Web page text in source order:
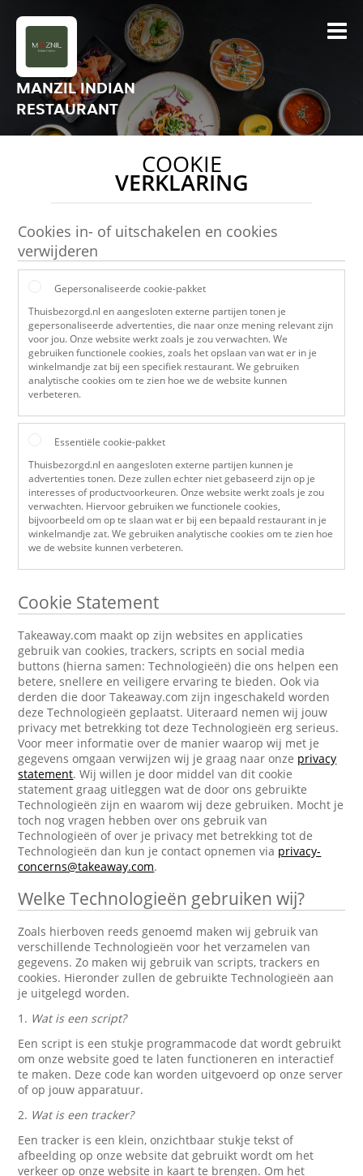
MANZIL INDIAN
RESTAURANT
COOKIE
VERKLARING
Cookies in- of uitschakelen en cookies
verwijderen
Gepersonaliseerde cookie-pakket
Thuisbezorgd.nl en aangesloten externe partijen tonen je
gepersonaliseerde advertenties, die naar onze mening relevant zijn
voor jou. Onze website werkt zoals je zou verwachten. We
gebruiken functionele cookies, zoals het opslaan van wat er in je
winkelmandje zat bij een specifiek restaurant. We gebruiken
analytische cookies om te zien hoe we de website kunnen
verbeteren.
Essentiële cookie-pakket
Thuisbezorgd.nl en aangesloten externe partijen kunnen je
advertenties tonen. Deze zullen echter niet gebaseerd zijn op je
interesses of productvoorkeuren. Onze website werkt zoals je zou
verwachten. Hiervoor gebruiken we functionele cookies,
bijvoorbeeld om op te slaan wat er bij een bepaald restaurant in je
winkelmandje zat. We gebruiken analytische cookies om te zien hoe
we de website kunnen verbeteren.
Cookie Statement
Takeaway.com maakt op zijn websites en applicaties
gebruik van cookies, trackers, scripts en social media
buttons (hierna samen: Technologieën) die ons helpen een
betere, snellere en veiligere ervaring te bieden. Ook via
derden die door Takeaway.com zijn ingeschakeld worden
deze Technologieën geplaatst. Uiteraard nemen wij jouw
privacy met betrekking tot deze Technologieën erg serieus.
Voor meer informatie over de manier waarop wij met je
gegevens omgaan verwijzen wij je graag naar onze privacy
statement. Wij willen je door middel van dit cookie
statement graag uitleggen wat de door ons gebruikte
Technologieën zijn en waarom wij deze gebruiken. Mocht je
toch nog vragen hebben over ons gebruik van
Technologieën of over je privacy met betrekking tot de
Technologieën dan kun je contact opnemen via privacy-
concerns@takeaway.com.
Welke Technologieën gebruiken wij?
Zoals hierboven reeds genoemd maken wij gebruik van
verschillende Technologieën voor het verzamelen van
gegevens. Zo maken wij gebruik van scripts, trackers en
cookies. Hieronder zullen de gebruikte Technologieën aan
je uitgelegd worden.
1. Wat is een script?
Een script is een stukje programmacode dat wordt gebruikt
om onze website goed te laten functioneren en interactief
te maken. Deze code kan worden uitgevoerd op onze server
of op jouw apparatuur.
2. Wat is een tracker?
Een tracker is een klein, onzichtbaar stukje tekst of
afbeelding op onze website dat gebruikt wordt om het
verkeer op onze website in kaart te brengen. Om het